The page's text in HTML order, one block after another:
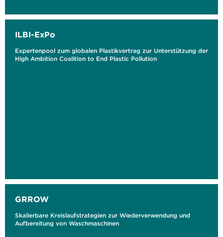
ILBI-ExPo
Expertenpool zum globalen Plastikvertrag zur Unterstützung der
High Ambition Coalition to End Plastic Pollution
GRROW
Skalierbare Kreislaufstrategien zur Wiederverwendung und
Aufbereitung von Waschmaschinen